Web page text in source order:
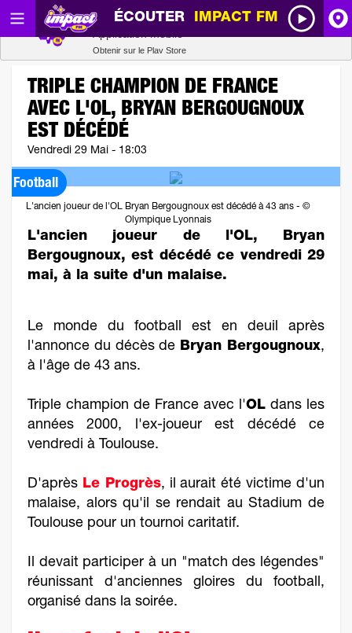
ÉCOUTER IMPACT FM
TRIPLE CHAMPION DE FRANCE
AVEC L'OL, BRYAN BERGOUGNOUX
EST DÉCÉDÉ
Vendredi 29 Mai - 18:03
Football
L'ancien joueur de l'OL Bryan Bergougnoux est décédé à 43 ans - ©
Olympique Lyonnais
L'ancien joueur de l'OL, Bryan
Bergougnoux, est décédé ce vendredi 29
mai, à la suite d'un malaise.
Le monde du football est en deuil après
l'annonce du décès de Bryan Bergougnoux,
à l'âge de 43 ans.
Triple champion de France avec l'OL dans les
années 2000, l'ex-joueur est décédé ce
vendredi à Toulouse.
D'après Le Progrès, il aurait été victime d'un
malaise, alors qu'il se rendait au Stadium de
Toulouse pour un tournoi caritatif.
Il devait participer à un "match des légendes"
réunissant d'anciennes gloires du football,
organisé dans la soirée.
Radio SCOOP
Obtenir sur le Play Store
Télécharger